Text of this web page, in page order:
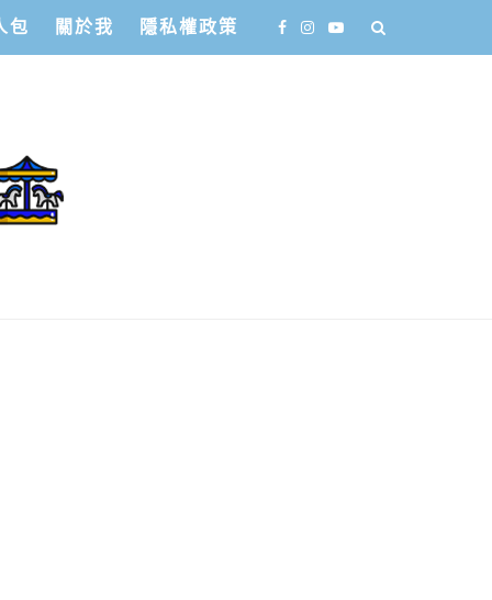
包 關於我 隱私權政策